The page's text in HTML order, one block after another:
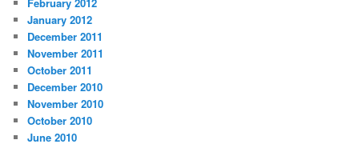
January 2012
December 2011
November 2011
October 2011
December 2010
November 2010
October 2010
June 2010